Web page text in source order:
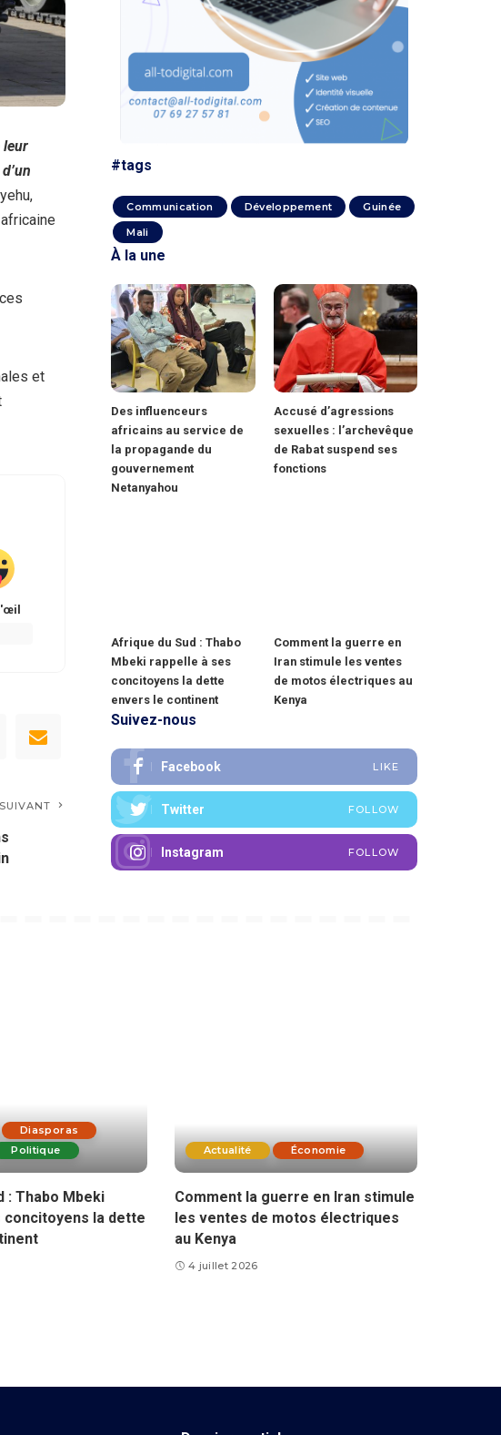
leur
et
#tags
Communication Développement
Guinée
Mali
À la une
Des influenceurs
africains au service de
la propagande du
gouvernement
Netanyahou
Accusé d’agressions
sexuelles : l’archevêque
de Rabat suspend ses
fonctions
Afrique du Sud : Thabo
Mbeki rappelle à ses
concitoyens la dette
envers le continent
Comment la guerre en
Iran stimule les ventes
de motos électriques au
Kenya
Suivez-nous
Facebook LIKE
Twitter FOLLOW
Instagram FOLLOW
Diasporas
Politique
: Thabo Mbeki
concitoyens la dette
Actualité Économie
Comment la guerre en Iran stimule
les ventes de motos électriques
au Kenya
4 juillet 2026